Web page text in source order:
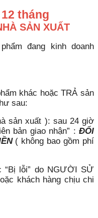
12 tháng
SẢN XUẤT
đang kinh doanh
khác hoặc TRẢ sản
sau:
sản xuất ): sau 24 giờ
bản giao nhận” : ĐỔI
( không bao gồm phí
“Bị lỗi” do NGƯỜI SỬ
khách hàng chịu chi